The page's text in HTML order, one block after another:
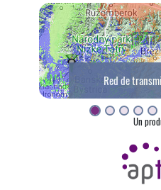
Red de
Red de
Un